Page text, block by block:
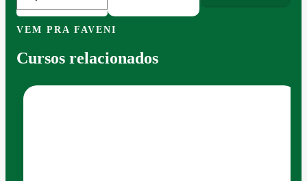
VEM PRA FAVENI
Cursos relacionados